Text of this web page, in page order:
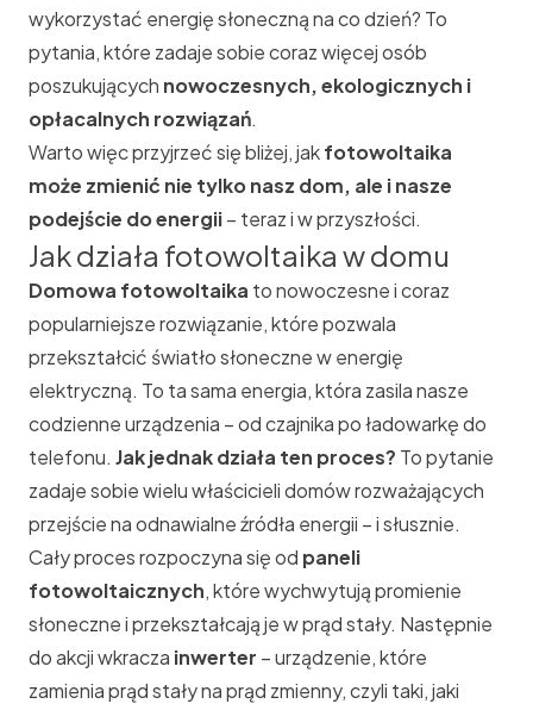
wykorzystać energię słoneczną na co dzień? To
pytania, które zadaje sobie coraz więcej osób
poszukujących nowoczesnych, ekologicznych i
opłacalnych rozwiązań.
Warto więc przyjrzeć się bliżej, jakfotowoltaika
może zmienić nie tylko nasz dom, ale i nasze
podejście do energii– teraz i w przyszłości.
Jak działa fotowoltaika w domu
Domowa fotowoltaika to nowoczesne i coraz
popularniejsze rozwiązanie, które pozwala
przekształcić światło słoneczne w energię
elektryczną. To ta sama energia, która zasila nasze
codzienne urządzenia – od czajnika po ładowarkę do
telefonu. Jak jednak działa ten proces? To pytanie
zadaje sobie wielu właścicieli domów rozważających
przejście na odnawialne źródła energii – i słusznie.
Cały proces rozpoczyna się od paneli
fotowoltaicznych, które wychwytują promienie
słoneczne i przekształcają je w prąd stały. Następnie
do akcji wkracza inwerter – urządzenie, które
zamienia prąd stały na prąd zmienny, czyli taki, jaki